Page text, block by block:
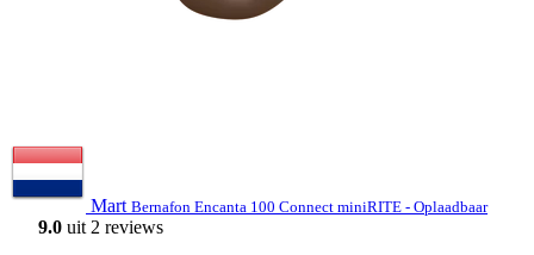
Mart Bernafon Encanta 100 Connect miniRITE - Oplaadbaar
9.0 uit 2 reviews